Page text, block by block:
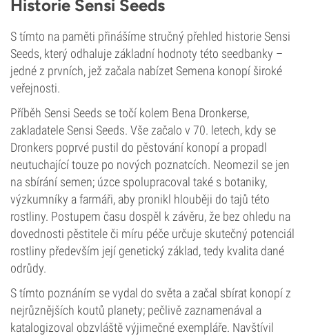
Historie Sensi Seeds
S tímto na paměti přinášíme stručný přehled historie Sensi
Seeds, který odhaluje základní hodnoty této seedbanky –
jedné z prvních, jež začala nabízet Semena konopí široké
veřejnosti.
Příběh Sensi Seeds se točí kolem Bena Dronkerse,
zakladatele Sensi Seeds. Vše začalo v 70. letech, kdy se
Dronkers poprvé pustil do pěstování konopí a propadl
neutuchající touze po nových poznatcích. Neomezil se jen
na sbírání semen; úzce spolupracoval také s botaniky,
výzkumníky a farmáři, aby pronikl hlouběji do tajů této
rostliny. Postupem času dospěl k závěru, že bez ohledu na
dovednosti pěstitele či míru péče určuje skutečný potenciál
rostliny především její genetický základ, tedy kvalita dané
odrůdy.
S tímto poznáním se vydal do světa a začal sbírat konopí z
nejrůznějších koutů planety; pečlivě zaznamenával a
katalogizoval obzvláště výjimečné exempláře. Navštívil